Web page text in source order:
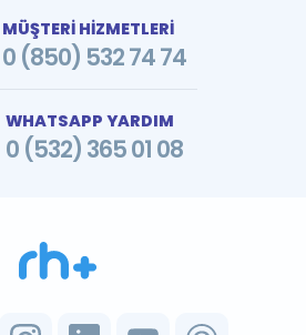
MÜŞTERİ HİZMETLERİ
0 (850) 532 74 74
WHATSAPP YARDIM
0 (532) 365 01 08